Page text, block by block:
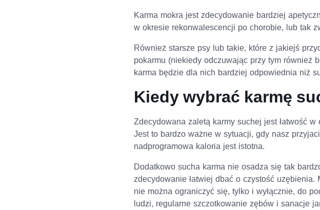
Karma mokra jest zdecydowanie bardziej
w okresie rekonwalescencji po chorobie, lub tak
Również starsze psy lub takie, które z jakiejś
pokarmu (niekiedy odczuwając przy tym również
karma będzie dla nich bardziej odpowiednia niż
Kiedy wybrać karmę
Zdecydowana zaletą karmy suchej jest łatwość
Jest to bardzo ważne w sytuacji, gdy nasz
nadprogramowa kaloria jest istotna.
Dodatkowo sucha karma nie osadza się tak
zdecydowanie łatwiej dbać o czystość
nie można ograniczyć się, tylko i wyłącznie, do
ludzi, regularne szczotkowanie zębów i sanacje